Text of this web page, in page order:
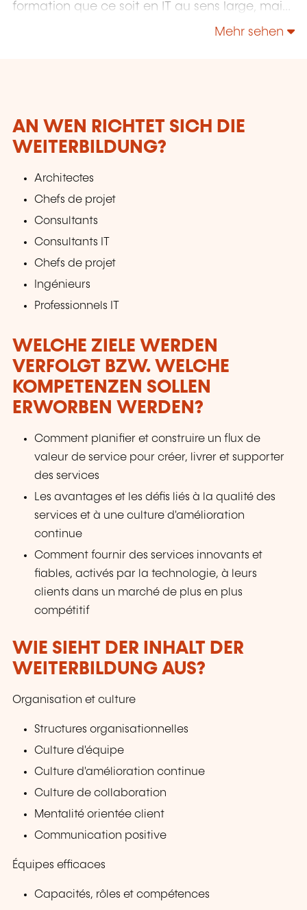
formation que ce soit en IT au sens large, mais
Management, Communication & leadership.
Mehr sehen
AN WEN RICHTET SICH DIE
WEITERBILDUNG?
Architectes
Chefs de projet
Consultants
Consultants IT
Chefs de projet
Ingénieurs
Professionnels IT
WELCHE ZIELE WERDEN
VERFOLGT BZW. WELCHE
KOMPETENZEN SOLLEN
ERWORBEN WERDEN?
Comment planifier et construire un flux de
valeur de service pour créer, livrer et supporter
des services
Les avantages et les défis liés à la qualité des
services et à une culture d'amélioration
continue
Comment fournir des services innovants et
fiables, activés par la technologie, à leurs
clients dans un marché de plus en plus
compétitif
WIE SIEHT DER INHALT DER
WEITERBILDUNG AUS?
Organisation et culture
Structures organisationnelles
Culture d'équipe
Culture d'amélioration continue
Culture de collaboration
Mentalité orientée client
Communication positive
Équipes efficaces
Capacités, rôles et compétences